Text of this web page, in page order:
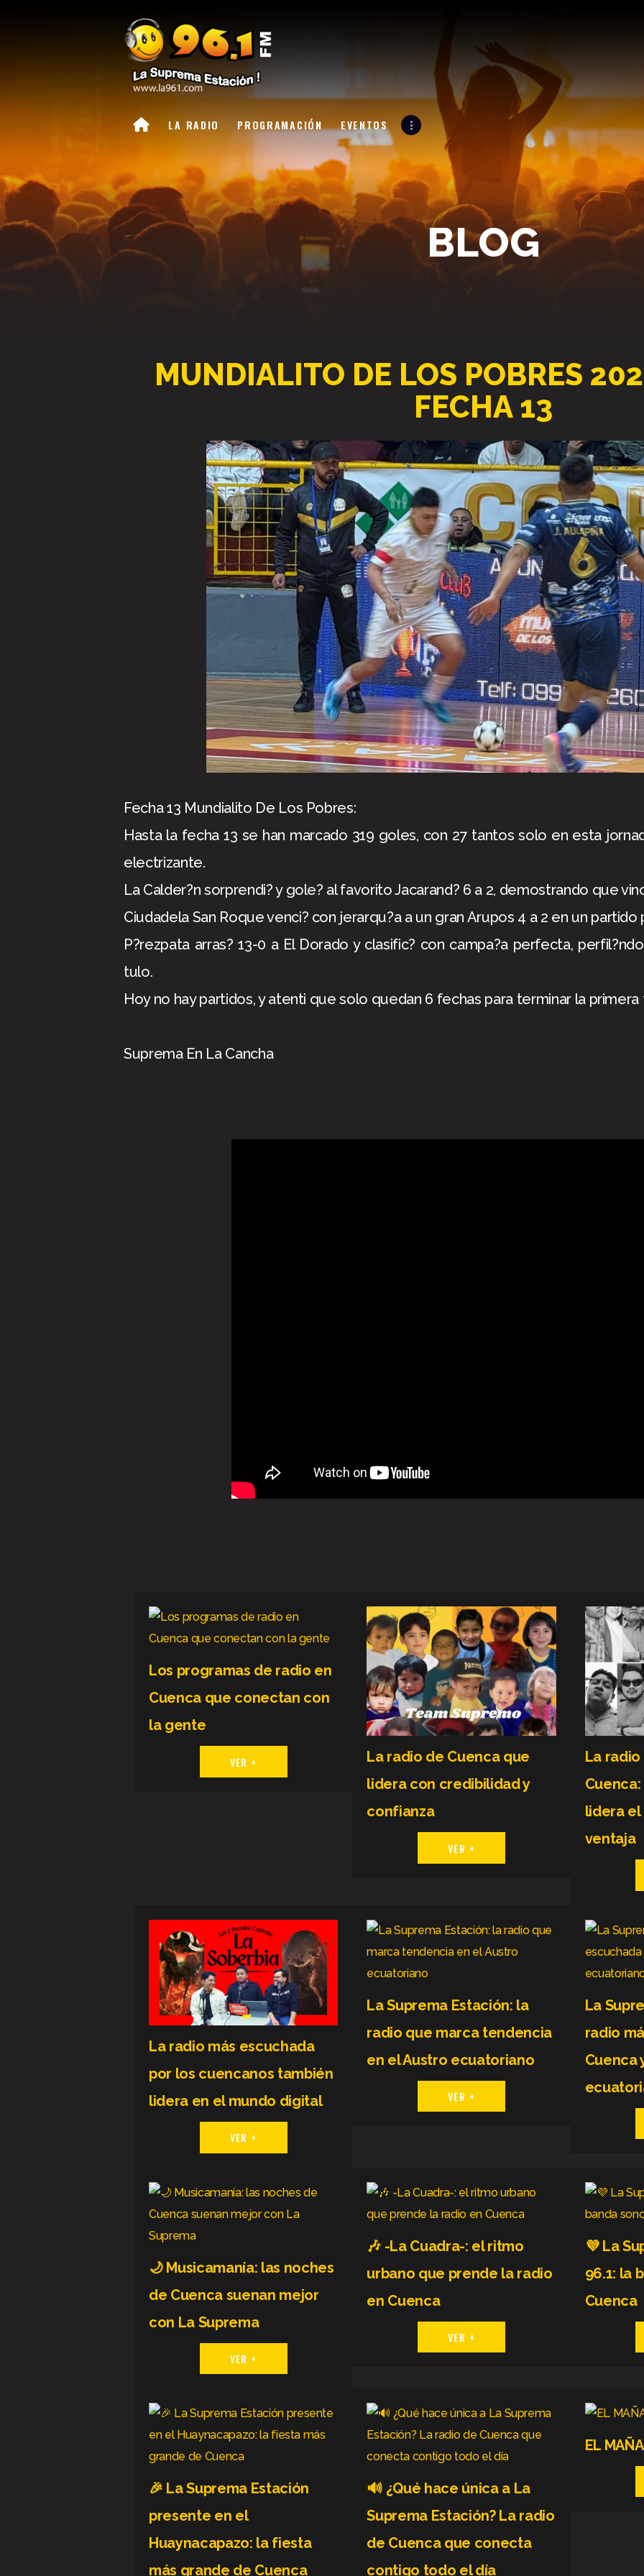
LA RADIO PROGRAMACIÓN EVENTOS
BLOG
LA 961
LA SUPREMA ESTACIÓN
LA RADIO
PROGRAMACIÓN
EVENTOS
BLOG
CONTACTO
MUNDIALITO DE LOS POBRES
FECHA 13
Fecha 13 Mundialito De Los Pobres:
Hasta la fecha 13 se han marcado 319 goles, con 27 tantos solo en esta
electrizante.
La Calder?n sorprendi? y gole? al favorito Jacarand? 6 a 2, demostrando que
Ciudadela San Roque venci? con jerarqu?a a un gran Arupos 4 a 2 en un
P?rezpata arras? 13-0 a El Dorado y clasific? con campa?a perfecta,
tulo.
Hoy no hay partidos, y atenti que solo quedan 6 fechas para terminar la primera
Suprema En La Cancha
Los programas de radio en
Cuenca que conectan con
la gente
VER +
La radio de Cuenca que
lidera con credibilidad y
confianza
VER +
La
lidera el
ventaja
La radio más escuchada
por los cuencanos también
lidera en el mundo digital
VER +
La Suprema Estación: la
radio que marca tendencia
en el Austro ecuatoriano
VER +
La
radio
Cuenca
🌙 Musicamanía: las noches
de Cuenca suenan mejor
con La Suprema
VER +
🎶 -La Cuadra-: el ritmo
urbano que prende la radio
en Cuenca
VER +
💜 La
96.1: la
Cuenca
🎉 La Suprema Estación
presente en el
Huaynacapazo: la fiesta
más grande de Cuenca
🔊 ¿Qué hace única a La
Suprema Estación? La radio
de Cuenca que conecta
contigo todo el día
EL